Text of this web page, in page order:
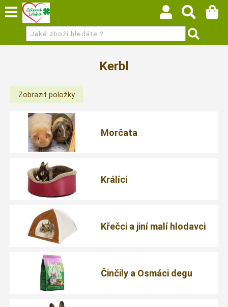
Kerbl
Morčata
Králíci
Křečci a jiní malí hlodavci
Činčily a Osmáci degu